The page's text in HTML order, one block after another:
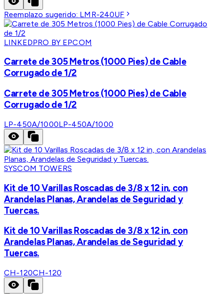
Reemplazo sugerido: LMR-240UF
LINKEDPRO BY EPCOM
Carrete de 305 Metros (1000 Pies) de Cable
Corrugado de 1/2
Carrete de 305 Metros (1000 Pies) de Cable
Corrugado de 1/2
LP-450A/1000LP-450A/1000
SYSCOM TOWERS
Kit de 10 Varillas Roscadas de 3/8 x 12 in, con
Arandelas Planas, Arandelas de Seguridad y
Tuercas.
Kit de 10 Varillas Roscadas de 3/8 x 12 in, con
Arandelas Planas, Arandelas de Seguridad y
Tuercas.
CH-120CH-120